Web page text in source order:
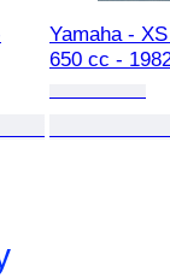
Yamaha -
650 cc -